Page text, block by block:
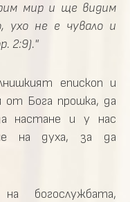
мир и ще видим
ухо не е чувало и
2:9)."
епископ и
от Бога прошка, да
настане и у нас
на духа, за да
богослужбата,